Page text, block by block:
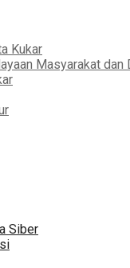
Kukar
Masyarakat dan
Siber